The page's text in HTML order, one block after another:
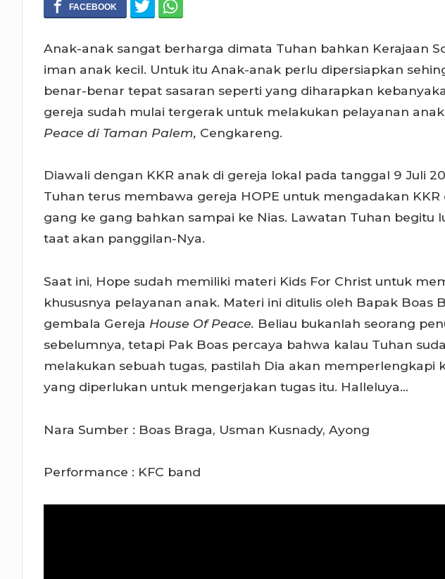
Anak-anak sangat berharga dimata Tuhan bahkan Kerajaan
iman anak kecil. Untuk itu Anak-anak perlu dipersiapkan
benar-benar tepat sasaran seperti yang diharapkan
gereja sudah mulai tergerak untuk melakukan pelayanan
Peace di Taman Palem, Cengkareng.
Diawali dengan KKR anak di gereja lokal pada tanggal 9 Juli
Tuhan terus membawa gereja HOPE untuk mengadakan
gang ke gang bahkan sampai ke Nias. Lawatan Tuhan begitu
taat akan panggilan-Nya.
Saat ini, Hope sudah memiliki materi Kids For Christ untuk
khususnya pelayanan anak. Materi ini ditulis oleh Bapak Boas
gembala Gereja House Of Peace. Beliau bukanlah seorang
sebelumnya, tetapi Pak Boas percaya bahwa kalau Tuhan
melakukan sebuah tugas, pastilah Dia akan memperlengkapi
yang diperlukan untuk mengerjakan tugas itu. Halleluya…
Nara Sumber : Boas Braga, Usman Kusnady, Ayong
Performance : KFC band